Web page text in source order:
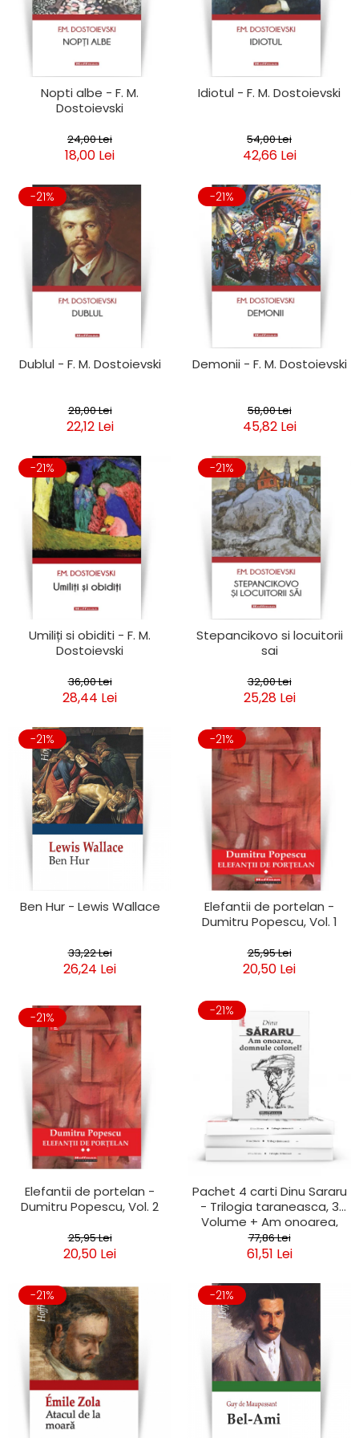
Clasica
Contemporana
Universala
Universala
Publicistica / Reportaje / Interviuri
Stiinte umaniste
Sociologie si filozofie
Nopti albe - F. M.
Dostoievski
24,00 Lei
18,00 Lei
Idiotul - F. M. Dostoievski
54,00 Lei
42,66 Lei
-21%
Dublul - F. M. Dostoievski
28,00 Lei
22,12 Lei
-21%
Demonii - F. M. Dostoievski
58,00 Lei
45,82 Lei
-21%
Umiliți si obiditi - F. M.
Dostoievski
36,00 Lei
28,44 Lei
-21%
Stepancikovo si locuitorii
sai
32,00 Lei
25,28 Lei
-21%
Ben Hur - Lewis Wallace
33,22 Lei
26,24 Lei
-21%
Elefantii de portelan -
Dumitru Popescu, Vol. 1
25,95 Lei
20,50 Lei
-21%
Elefantii de portelan -
Dumitru Popescu, Vol. 2
25,95 Lei
20,50 Lei
-21%
Pachet 4 carti Dinu Sararu
- Trilogia taraneasca, 3
Volume + Am onoarea,
domnule colonel!
77,86 Lei
61,51 Lei
-21% -21%